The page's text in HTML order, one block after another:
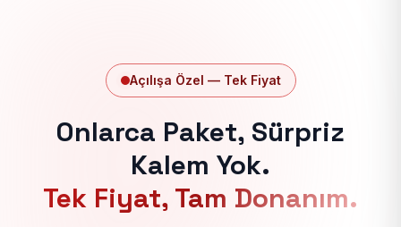
Açılışa Özel — Tek Fiyat
Onlarca Paket, Sürpriz
Kalem Yok.
Tek Fiyat, Tam Donanım.